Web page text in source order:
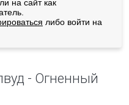
на сайт как
либо войти на
- Огненный